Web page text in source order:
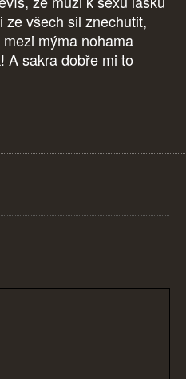
ze všech sil znechutit,
mýma nohama
A sakra dobře mi to